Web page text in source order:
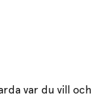
var du vill och